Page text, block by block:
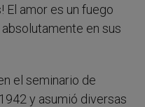
El amor es un fuego
en sus
el seminario de
y asumió diversas